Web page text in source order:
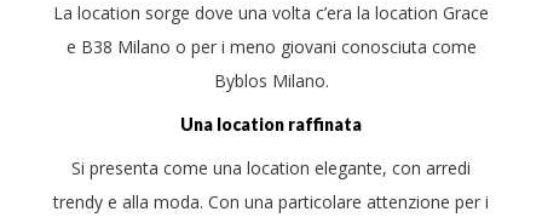
La location sorge dove una volta c’era la location Grace
e B38 Milano o per i meno giovani conosciuta come
Byblos Milano.
Una location raffinata
Si presenta come una location elegante, con arredi
trendy e alla moda. Con una particolare attenzione per i